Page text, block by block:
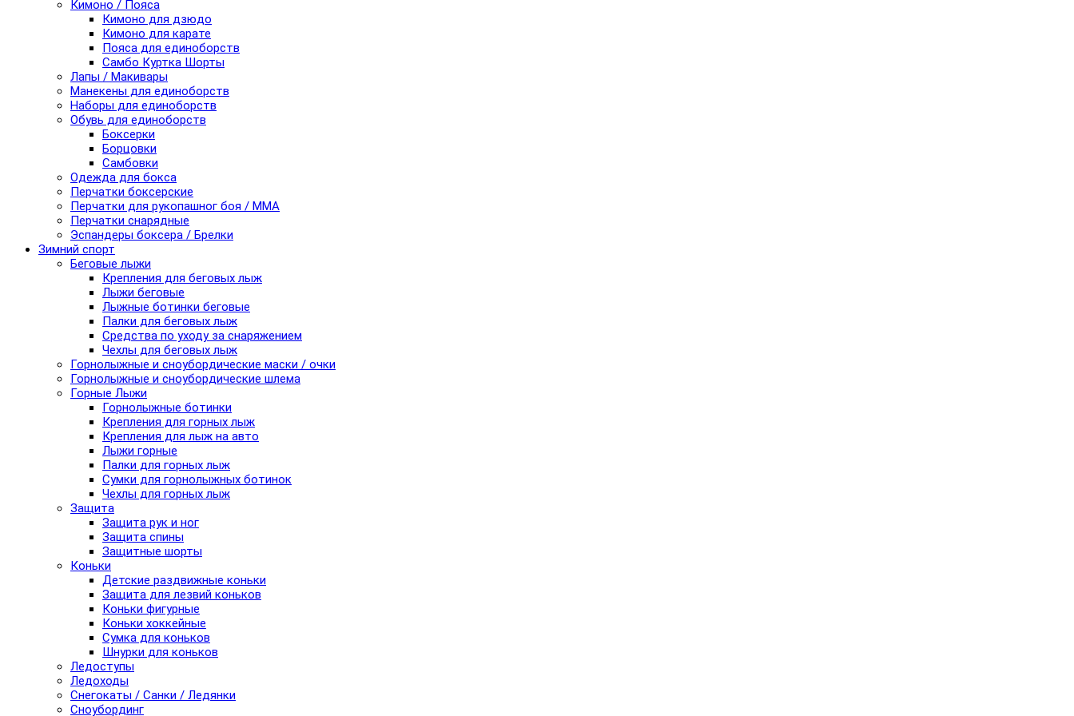
Кимоно / Пояса
Кимоно для дзюдо
Кимоно для карате
Пояса для единоборств
Самбо Куртка Шорты
Лапы / Макивары
Манекены для единоборств
Наборы для единоборств
Обувь для единоборств
Боксерки
Борцовки
Самбовки
Одежда для бокса
Перчатки боксерские
Перчатки для рукопашног боя / ММА
Перчатки снарядные
Эспандеры боксера / Брелки
Зимний спорт
Беговые лыжи
Крепления для беговых лыж
Лыжи беговые
Лыжные ботинки беговые
Палки для беговых лыж
Средства по уходу за снаряжением
Чехлы для беговых лыж
Горнолыжные и сноубордические маски / очки
Горнолыжные и сноубордические шлема
Горные Лыжи
Горнолыжные ботинки
Крепления для горных лыж
Крепления для лыж на авто
Лыжи горные
Палки для горных лыж
Сумки для горнолыжных ботинок
Чехлы для горных лыж
Защита
Защита рук и ног
Защита спины
Защитные шорты
Коньки
Детские раздвижные коньки
Защита для лезвий коньков
Коньки фигурные
Коньки хоккейные
Сумка для коньков
Шнурки для коньков
Ледоступы
Ледоходы
Снегокаты / Санки / Ледянки
Сноубординг